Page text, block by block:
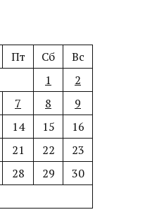
Пт Сб
Вс
1
2
7 8
9
14 15
16
21 22
23
28 29
30